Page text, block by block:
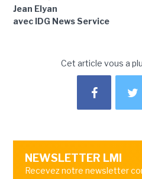
Jean Elyan
avec IDG News Service
Cet article vous a
NEWSLETTER LMI
Recevez notre newsletter